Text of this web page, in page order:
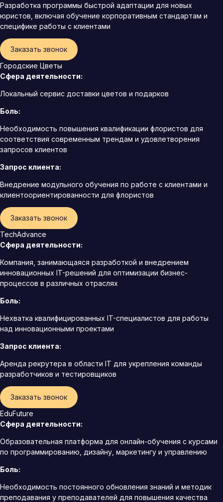
Разработка программы быстрой адаптации для новых
юристов, включая обучение корпоративным стандартам и
специфике работы с клиентами
Заказать звонок
Городские Цветы
Сфера деятельности:
Локальный сервис доставки цветов и подарков
Боль:
Необходимость повышения квалификации флористов для
соответствия современным трендам и удовлетворения
запросов клиентов
Запрос клиента:
Внедрение модульного обучения по работе с клиентами и
клиентоориентированности для флористов
Заказать звонок
TechAdvance
Сфера деятельности:
Компания, занимающаяся разработкой и внедрением
инновационных IT-решений для оптимизации бизнес-
процессов в различных отраслях
Боль:
Нехватка квалифицированных IT-специалистов для работы
над инновационными проектами
Запрос клиента:
Аренда рекрутера в области IT для укрепления команды
разработчиков и тестировщиков
Заказать звонок
EduFuture
Сфера деятельности:
Образовательная платформа для онлайн-обучения с курсами
по программированию, дизайну, маркетингу и управлению
Боль:
Необходимость постоянного обновления знаний и методик
преподавания у преподавателей для повышения качества